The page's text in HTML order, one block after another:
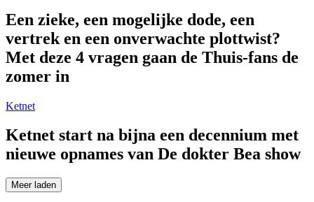
Een zieke, een mogelijke dode, een
vertrek en een onverwachte plottwist?
Met deze 4 vragen gaan de Thuis-fans de
zomer in
Ketnet
Ketnet start na bijna een decennium met
nieuwe opnames van De dokter Bea show
Meer laden